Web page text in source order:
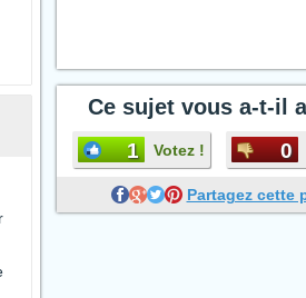
Ce sujet vous a-t-il
1 Votez ! 0
Partagez cette